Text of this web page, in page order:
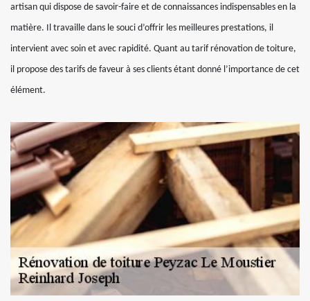
artisan qui dispose de savoir-faire et de connaissances indispensables en la
matière. Il travaille dans le souci d’offrir les meilleures prestations, il
intervient avec soin et avec rapidité. Quant au tarif rénovation de toiture,
il propose des tarifs de faveur à ses clients étant donné l’importance de cet
élément.